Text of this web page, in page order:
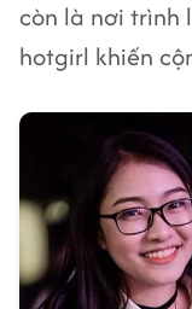
còn là nơi trình
hotgirl khiến